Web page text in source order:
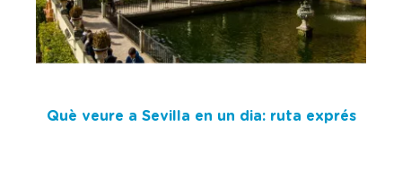
Què veure a Sevilla en un dia: ruta exprés